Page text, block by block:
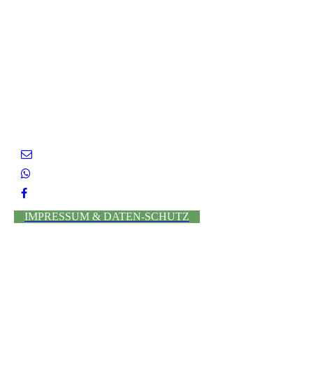
IMPRESSUM & DATEN-SCHUTZ